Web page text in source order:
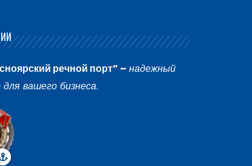
речной порт” – надежный
вашего бизнеса.